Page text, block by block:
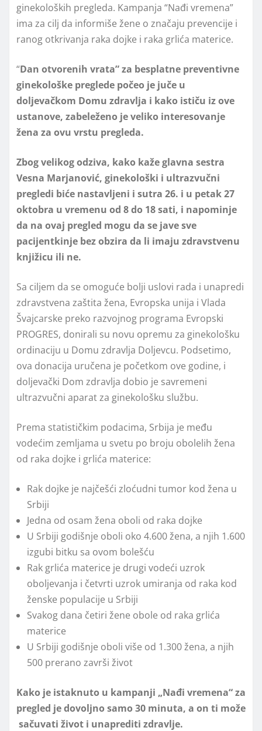
ginekoloških pregleda. Kampanja “Nađi vremena”
ima za cilj da informiše žene o značaju prevencije i
ranog otkrivanja raka dojke i raka grlića materice.
“Dan otvorenih vrata” za besplatne preventivne
ginekološke preglede počeo je juče u
doljevačkom Domu zdravlja i kako ističu iz ove
ustanove, zabeleženo je veliko interesovanje
žena za ovu vrstu pregleda.
Zbog velikog odziva, kako kaže glavna sestra
Vesna Marjanović, ginekološki i ultrazvučni
pregledi biće nastavljeni i sutra 26. i u petak 27
oktobra u vremenu od 8 do 18 sati, i napominje
da na ovaj pregled mogu da se jave sve
pacijentkinje bez obzira da li imaju zdravstvenu
knjižicu ili ne.
Sa ciljem da se omoguće bolji uslovi rada i unapredi
zdravstvena zaštita žena, Evropska unija i Vlada
Švajcarske preko razvojnog programa Evropski
PROGRES, donirali su novu opremu za ginekološku
ordinaciju u Domu zdravlja Doljevcu. Podsetimo,
ova donacija uručena je početkom ove godine, i
doljevački Dom zdravlja dobio je savremeni
ultrazvučni aparat za ginekološku službu.
Prema statističkim podacima, Srbija je među
vodećim zemljama u svetu po broju obolelih žena
od raka dojke i grlića materice:
Rak dojke je najčešći zloćudni tumor kod žena u
Srbiji
Jedna od osam žena oboli od raka dojke
U Srbiji godišnje oboli oko 4.600 žena, a njih 1.600
izgubi bitku sa ovom bolešću
Rak grlića materice je drugi vodeći uzrok
oboljevanja i četvrti uzrok umiranja od raka kod
ženske populacije u Srbiji
Svakog dana četiri žene obole od raka grlića
materice
U Srbiji godišnje oboli više od 1.300 žena, a njih
500 prerano završi život
Kako je istaknuto u kampanji „Nađi vremena“ za
pregled je dovoljno samo 30 minuta, a on ti može
sačuvati život i unaprediti zdravlje.